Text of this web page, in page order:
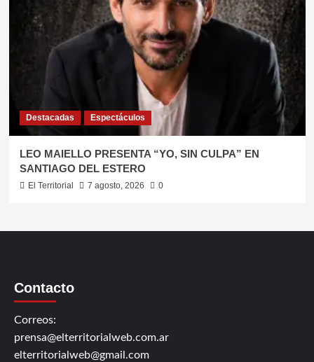
Destacadas Espectáculos
LEO MAIELLO PRESENTA “YO, SIN CULPA” EN
SANTIAGO DEL ESTERO
El Territorial 7 agosto, 2026 0
Contacto
Correos:
prensa@elterritorialweb.com.ar
elterritorialweb@gmail.com